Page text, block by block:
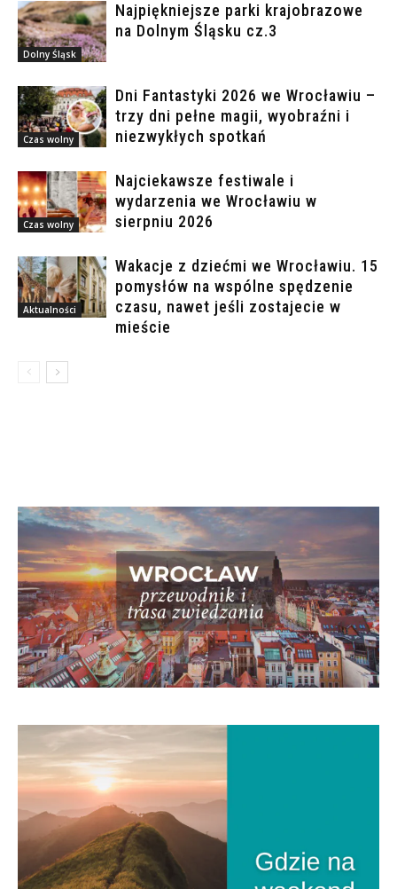
Dolny Śląsk
Najpiękniejsze parki krajobrazowe
na Dolnym Śląsku cz.3
Czas wolny
Dni Fantastyki 2026 we Wrocławiu –
trzy dni pełne magii, wyobraźni i
niezwykłych spotkań
Czas wolny
Najciekawsze festiwale i
wydarzenia we Wrocławiu w
sierpniu 2026
Aktualności
Wakacje z dziećmi we Wrocławiu. 15
pomysłów na wspólne spędzenie
czasu, nawet jeśli zostajecie w
mieście